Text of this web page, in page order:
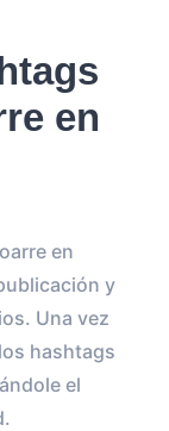
en
en
y
Una vez
hashtags
el